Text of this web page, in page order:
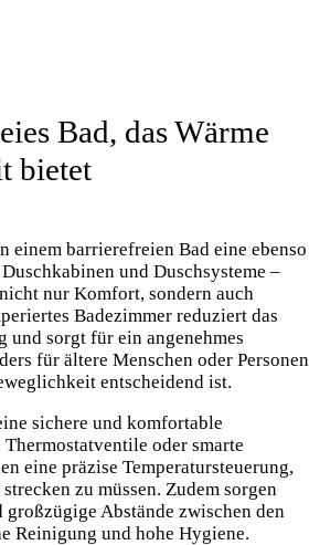
Bad, das Wärme
bietet
einem barrierefreien Bad eine ebenso
und Duschsysteme –
nur Komfort, sondern auch
Badezimmer reduziert das
sorgt für ein angenehmes
für ältere Menschen oder Personen
entscheidend ist.
sichere und komfortable
oder smarte
eine präzise Temperatursteuerung,
zu müssen. Zudem sorgen
Abstände zwischen den
Reinigung und hohe Hygiene.